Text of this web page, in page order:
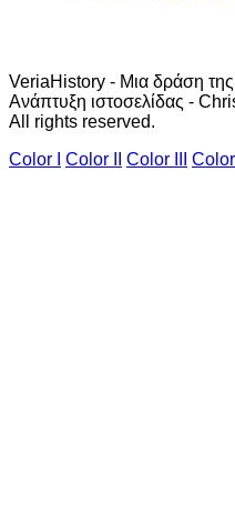
VeriaHistory - Μια δράση
Ανάπτυξη ιστοσελίδας -
All rights reserved.
Color I
Color II Color III